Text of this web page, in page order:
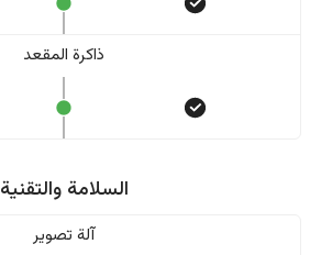
ذاكرة المقعد
السلامة والتقنية
آلة تصوير